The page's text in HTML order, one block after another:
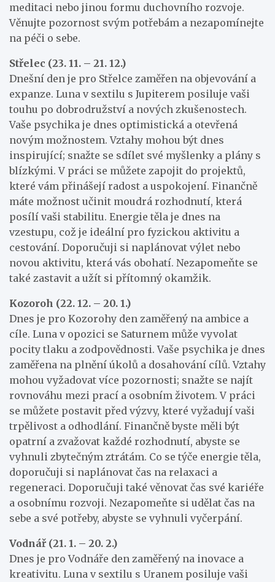
meditaci nebo jinou formu duchovního rozvoje.
Věnujte pozornost svým potřebám a nezapomínejte
na péči o sebe.
Střelec (23. 11. – 21. 12.)
Dnešní den je pro Střelce zaměřen na objevování a
expanze. Luna v sextilu s Jupiterem posiluje vaši
touhu po dobrodružství a nových zkušenostech.
Vaše psychika je dnes optimistická a otevřená
novým možnostem. Vztahy mohou být dnes
inspirující; snažte se sdílet své myšlenky a plány s
blízkými. V práci se můžete zapojit do projektů,
které vám přinášejí radost a uspokojení. Finančně
máte možnost učinit moudrá rozhodnutí, která
posílí vaši stabilitu. Energie těla je dnes na
vzestupu, což je ideální pro fyzickou aktivitu a
cestování. Doporučuji si naplánovat výlet nebo
novou aktivitu, která vás obohatí. Nezapomeňte se
také zastavit a užít si přítomný okamžik.
Kozoroh (22. 12. – 20. 1.)
Dnes je pro Kozorohy den zaměřený na ambice a
cíle. Luna v opozici se Saturnem může vyvolat
pocity tlaku a zodpovědnosti. Vaše psychika je dnes
zaměřena na plnění úkolů a dosahování cílů. Vztahy
mohou vyžadovat více pozornosti; snažte se najít
rovnováhu mezi prací a osobním životem. V práci
se můžete postavit před výzvy, které vyžadují vaši
trpělivost a odhodlání. Finančně byste měli být
opatrní a zvažovat každé rozhodnutí, abyste se
vyhnuli zbytečným ztrátám. Co se týče energie těla,
doporučuji si naplánovat čas na relaxaci a
regeneraci. Doporučuji také věnovat čas své kariéře
a osobnímu rozvoji. Nezapomeňte si udělat čas na
sebe a své potřeby, abyste se vyhnuli vyčerpání.
Vodnář (21. 1. – 20. 2.)
Dnes je pro Vodnáře den zaměřený na inovace a
kreativitu. Luna v sextilu s Uranem posiluje vaši